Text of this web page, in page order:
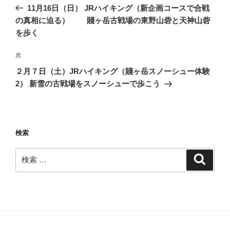
ナ
ビ
ー
シ
ョ
去
の
投
11月16日（日） JRハイキング（新企画コースで合戦
の真相に迫る） 賤ヶ岳古戦場の東野山砦と天神山砦
を歩く
次
の
投
次
２月７日（土）JRハイキング（賤ヶ岳スノーシュー体験
2） 新雪の古戦場をスノーシューで歩こう
検索
検
索: